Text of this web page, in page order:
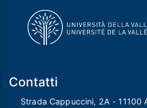
Contatti
Strada Cappuccini, 2A - 11100